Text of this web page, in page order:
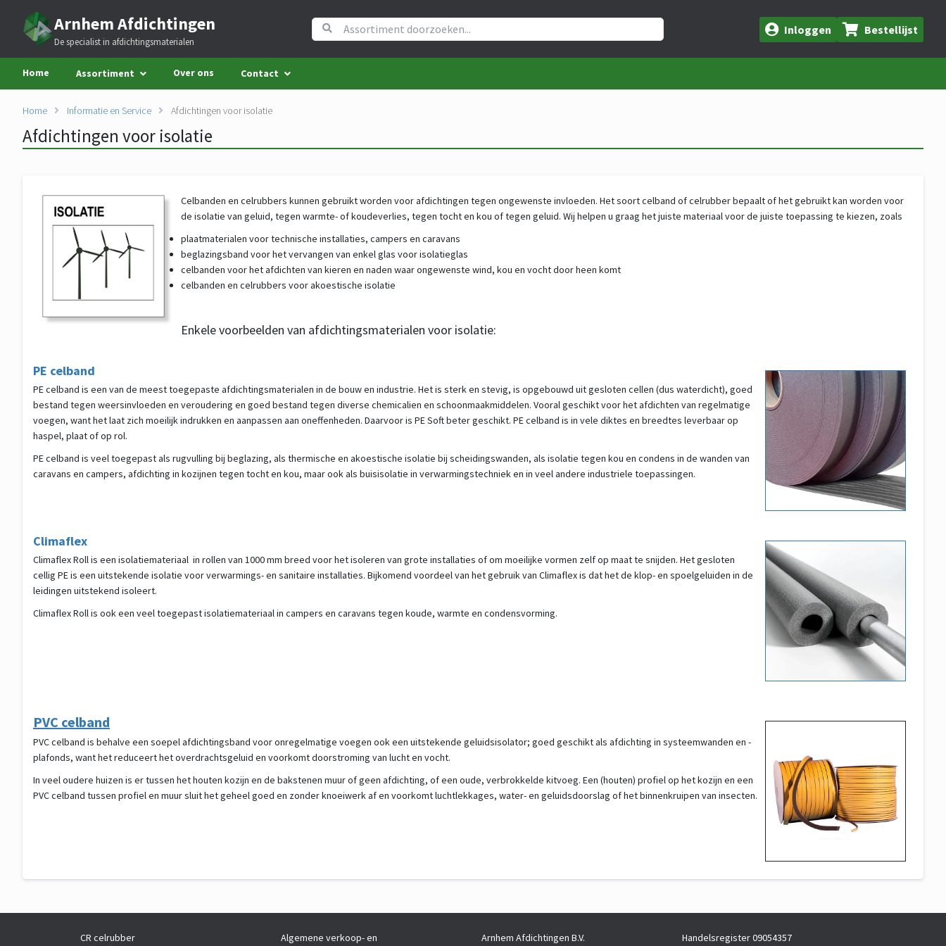
Arnhem Afdichtingen
De specialist in afdichtingsmaterialen
Inloggen Bestellijst
Home Assortiment Over ons Contact
Home Informatie en Service Afdichtingen voor isolatie
Afdichtingen voor isolatie
Celbanden en celrubbers kunnen gebruikt worden voor afdichtingen tegen ongewenste invloeden. Het soort celband of celrubber bepaalt of het gebruikt kan worden voor
de isolatie van geluid, tegen warmte- of koudeverlies, tegen tocht en kou of tegen geluid. Wij helpen u graag het juiste materiaal voor de juiste toepassing te kiezen, zoals
plaatmaterialen voor technische installaties, campers en caravans
beglazingsband voor het vervangen van enkel glas voor isolatieglas
celbanden voor het afdichten van kieren en naden waar ongewenste wind, kou en vocht door heen komt
celbanden en celrubbers voor akoestische isolatie
Enkele voorbeelden van afdichtingsmaterialen voor isolatie:
PE celband
PE celband is een van de meest toegepaste afdichtingsmaterialen in de bouw en industrie. Het is sterk en stevig, is opgebouwd uit gesloten cellen (dus waterdicht), goed
bestand tegen weersinvloeden en veroudering en goed bestand tegen diverse chemicalien en schoonmaakmiddelen. Vooral geschikt voor het afdichten van regelmatige
voegen, want het laat zich moeilijk indrukken en aanpassen aan oneffenheden. Daarvoor is PE Soft beter geschikt. PE celband is in vele diktes en breedtes leverbaar op
haspel, plaat of op rol.
PE celband is veel toegepast als rugvulling bij beglazing, als thermische en akoestische isolatie bij scheidingswanden, als isolatie tegen kou en condens in de wanden van
caravans en campers, afdichting in kozijnen tegen tocht en kou, maar ook als buisisolatie in verwarmingstechniek en in veel andere industriele toepassingen.
Climaflex
Climaflex Roll is een isolatiemateriaal in rollen van 1000 mm breed voor het isoleren van grote installaties of om moeilijke vormen zelf op maat te snijden. Het gesloten
cellig PE is een uitstekende isolatie voor verwarmings- en sanitaire installaties. Bijkomend voordeel van het gebruik van Climaflex is dat het de klop- en spoelgeluiden in de
leidingen uitstekend isoleert.
Climaflex Roll is ook een veel toegepast isolatiemateriaal in campers en caravans tegen koude, warmte en condensvorming.
PVC celband
PVC celband is behalve een soepel afdichtingsband voor onregelmatige voegen ook een uitstekende geluidsisolator; goed geschikt als afdichting in systeemwanden en -
plafonds, want het reduceert het overdrachtsgeluid en voorkomt doorstroming van lucht en vocht.
In veel oudere huizen is er tussen het houten kozijn en de bakstenen muur of geen afdichting, of een oude, verbrokkelde kitvoeg. Een (houten) profiel op het kozijn en een
PVC celband tussen profiel en muur sluit het geheel goed en zonder knoeiwerk af en voorkomt luchtlekkages, water- en geluidsdoorslag of het binnenkruipen van insecten.
CR celrubber Algemene verkoop- en Arnhem Afdichtingen B.V. Handelsregister 09054357